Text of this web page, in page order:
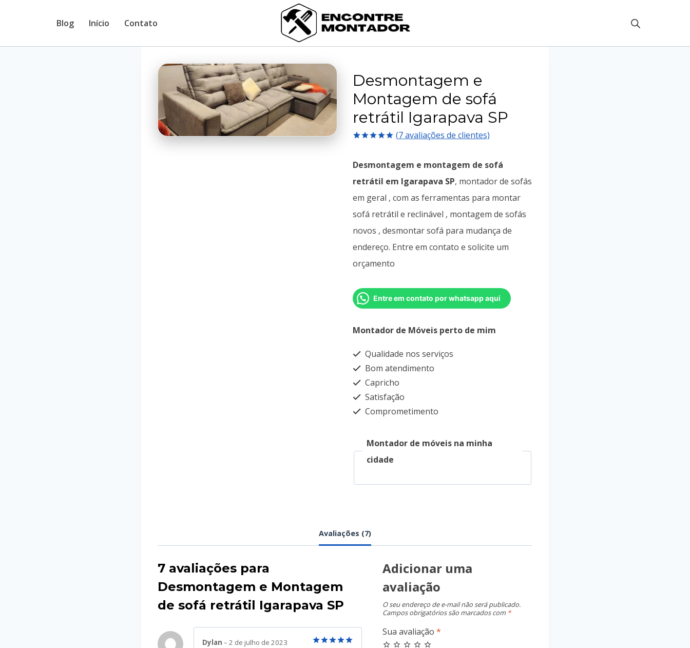
Blog Início Contato
Desmontagem e
Montagem de sofá
retrátil Igarapava SP
de 5, com
avaliações
(7avaliações de clientes)
Desmontagem e montagem de sofá
retrátil em Igarapava SP, montador de sofás
em geral , com as ferramentas para montar
sofá retrátil e reclinável , montagem de sofás
novos , desmontar sofá para mudança de
endereço. Entre em contato e solicite um
orçamento
Entre em contato por whatsapp aqui
Montador de Móveis perto de mim
Qualidade nos serviços
Bom atendimento
Capricho
Satisfação
Comprometimento
Montador de móveis na minha
cidade
Avaliações (7)
7 avaliações para
Desmontagem e Montagem
de sofá retrátil Igarapava SP
Dylan – 2 de julho de 2023
Adicionar uma
avaliação
O seu endereço de e-mail não será publicado.
Campos obrigatórios são marcados com *
Sua avaliação *